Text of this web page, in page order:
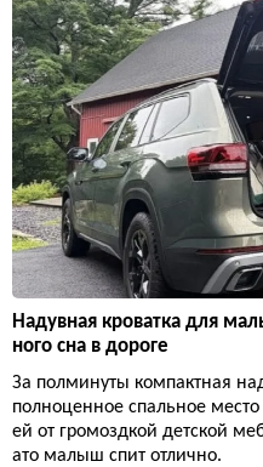
Надувная кроватка для
ного сна в дороге
За полминуты компактная
полноценное спальное
ей от громоздкой детской
ато малыш спит отлично.